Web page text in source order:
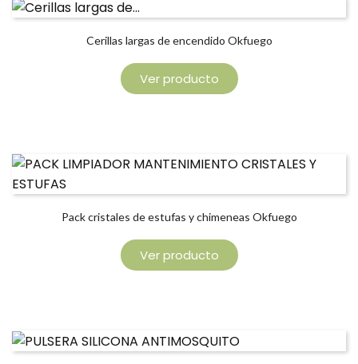
Cerillas largas de encendido Okfuego
Ver producto
Pack cristales de estufas y chimeneas Okfuego
Ver producto